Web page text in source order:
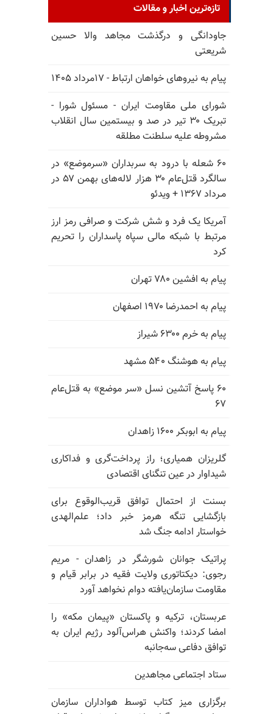
تازه‌ترین اخبار و مقالات
جاودانگی و درگذشت مجاهد والا حسین
شریعتی
پیام به نیروهای خواهان ارتباط - ۱۷مرداد ۱۴۰۵
شورای ملی مقاومت ایران - مسئول شورا -
تبریک ۳۰ تیر در صد و بیستمین سال انقلاب
مشروطه علیه سلطنت مطلقه
۶۰ شعله با درود به سربداران «سرموضع» در
سالگرد قتل‌عام ۳۰ هزار لاله‌های بهمن ۵۷ در
مـرداد ۱۳۶۷ + ویدئو
آمریکا یک فرد و شش شرکت و صرافی رمز ارز
مرتبط با شبکه مالی سپاه پاسداران را تحریم
کرد
پیام به افشین ۷۸۰ تهران
پیام به احمدرضا ۱۹۷۰ اصفهان
پیام به خرم ۶۳۰۰ شیراز
پیام به هوشنگ ۵۴۰ مشهد
۶۰ پاسخ آتشین نسل «سر موضع» به قتل‌عام
۶۷
پیام به ابوبکر ۱۶۰۰ زاهدان
گلریزان همیاری؛ راز پرداخت‌گری و فداکاری
شیداوار در عین تنگنای اقتصادی
بسنت از احتمال توافق قریب‌الوقوع برای
بازگشایی تنگه هرمز خبر داد؛ علم‌الهدی
خواستار ادامه جنگ شد
پراتیک جوانان شورشگر در زاهدان - مریم
رجوی: دیکتاتوری ولایت فقیه در برابر قیام و
مقاومت سازمان‌یافته دوام نخواهد آورد
عربستان، ترکیه و پاکستان «پیمان مکه» را
امضا کردند؛ واکنش هراس‌آلود رژیم ایران به
توافق دفاعی سه‌جانبه
ستاد اجتماعی مجاهدین
برگزاری میز کتاب توسط هواداران سازمان